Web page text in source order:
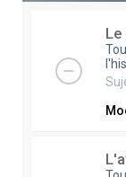
Le